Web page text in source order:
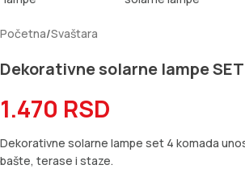
Početna/Svaštara
Dekorativne solarne lampe
1.470 RSD
Dekorativne solarne lampe set 4 komada
bašte, terase i staze.